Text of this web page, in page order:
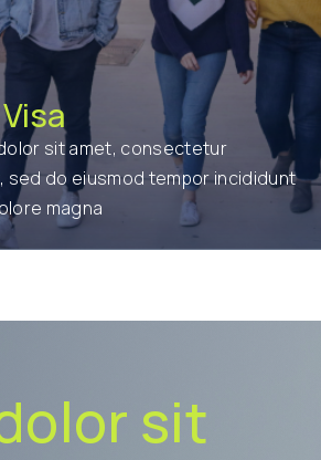
sit amet, consectetur
sed do eiusmod tempor incididunt
magna
sit